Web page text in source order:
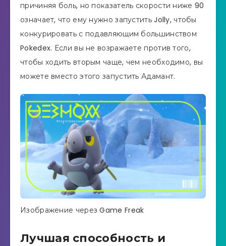
причиняя боль, но показатель скорости ниже 90
означает, что ему нужно запустить Jolly, чтобы
конкурировать с подавляющим большинством
Pokedex. Если вы не возражаете против того,
чтобы ходить вторым чаще, чем необходимо, вы
можете вместо этого запустить Адамант.
Изображение через Game Freak
Лучшая способность и